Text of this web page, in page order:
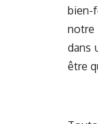
bien-
notre
dans
être